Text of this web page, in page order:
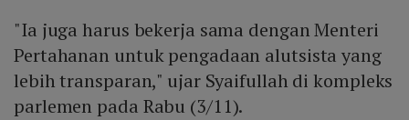
"Ia juga harus bekerja sama dengan Menteri
Pertahanan untuk pengadaan alutsista yang
lebih transparan," ujar Syaifullah di kompleks
parlemen pada Rabu (3/11).